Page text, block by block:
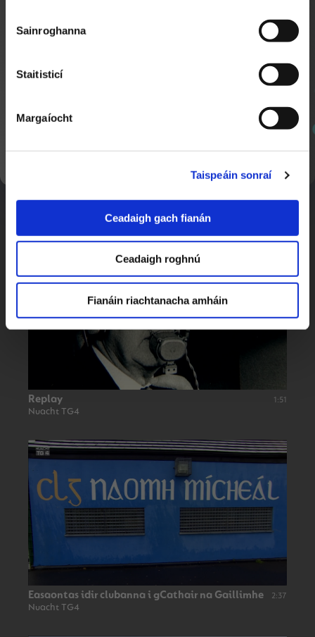
Sainroghanna
Staitisticí
Margaíocht
Taispeáin sonraí
Ceadaigh gach fianán
Ceadaigh roghnú
Fianáin riachtanacha amháin
Sábháilteacht Uisce
Replay
Nuacht TG4
1:51
Easaontas idir clubanna i gCathair na Gaillimhe
Nuacht TG4
2:37